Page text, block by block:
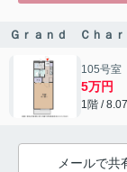
Ｇｒａｎｄ Ｃｈａ
105号室
5万円
1階 /
メールで共